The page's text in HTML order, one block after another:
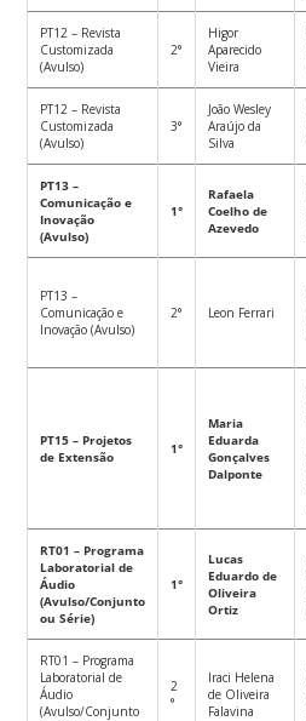
PT12 – Revista
Customizada
(Avulso)
2°
Higor
Aparecido
Vieira
PT12 – Revista
Customizada
(Avulso)
3°
João Wesley
Araújo da
Silva
PT13 –
Comunicação e
Inovação
(Avulso)
1°
Rafaela
Coelho de
Azevedo
PT13 –
Comunicação e
Inovação (Avulso)
2° Leon Ferrari
PT15 – Projetos
de Extensão
1°
Maria
Eduarda
Gonçalves
Dalponte
RT01 – Programa
Laboratorial de
Áudio
(Avulso/Conjunto
ou Série)
1°
Lucas
Eduardo de
Oliveira
Ortiz
RT01 – Programa
Laboratorial de
Áudio
(Avulso/Conjunto
2
°
Iraci Helena
de Oliveira
Falavina